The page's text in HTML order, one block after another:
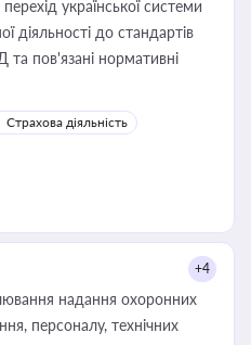
української системи
діяльності до стандартів
та пов'язані нормативні
Страхова діяльність
+4
надання охоронних
персоналу, технічних